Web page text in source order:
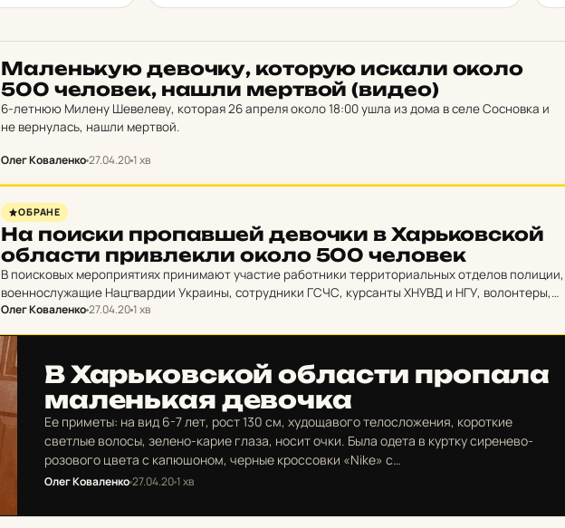
Ма­лень­кую де­воч­ку, ко­то­рую искали около
500 че­ло­век, нашли мер­твой (видео)
6-летнюю Милену Шевелеву, которая 26 апреля около 18:00 ушла из дома в селе Сосновка и
не вернулась, нашли мертвой.
Олег Коваленко27.04.201 хв
ОБРАНЕ
На поиски про­пав­шей де­воч­ки в Харь­ков­ской
об­лас­ти прив­лек­ли около 500 че­ло­век
В поисковых мероприятиях принимают участие работники территориальных отделов полиции,
военнослужащие Нацгвардии Украины, сотрудники ГСЧС, курсанты ХНУВД и НГУ, волонтеры,
представители местной власти, местные жители.
Олег Коваленко27.04.201 хв
В Харь­ков­ской об­лас­ти про­па­ла
ма­лень­кая де­воч­ка
Ее приметы: на вид 6-7 лет, рост 130 см, худощавого телосложения, короткие
светлые волосы, зелено-карие глаза, носит очки. Была одета в куртку сиренево-
розового цвета с капюшоном, черные кроссовки «Nike» с…
Олег Коваленко27.04.201 хв